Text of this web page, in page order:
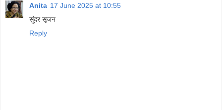
Anita 17 June 2025 at 10:55
सुंदर सृजन
Reply